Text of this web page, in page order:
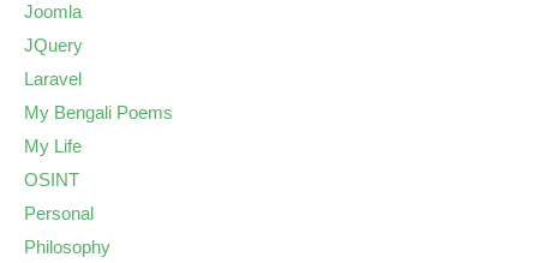
Joomla
JQuery
Laravel
My Bengali Poems
My Life
OSINT
Personal
Philosophy